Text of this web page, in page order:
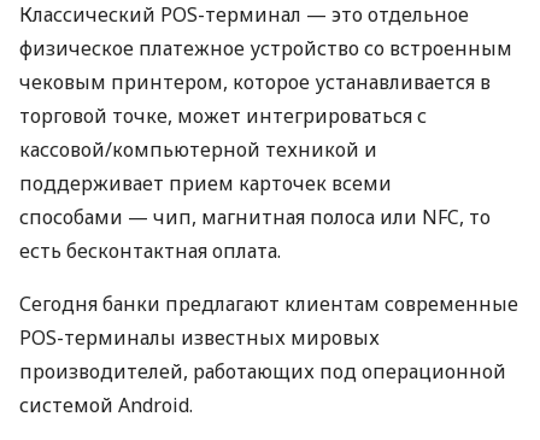
Классический POS-терминал — это отдельное
физическое платежное устройство со встроенным
чековым принтером, которое устанавливается в
торговой точке, может интегрироваться с
кассовой/компьютерной техникой и
поддерживает прием карточек всеми
способами — чип, магнитная полоса или NFC, то
есть бесконтактная оплата.
Сегодня банки предлагают клиентам современные
POS-терминалы известных мировых
производителей, работающих под операционной
системой Android.